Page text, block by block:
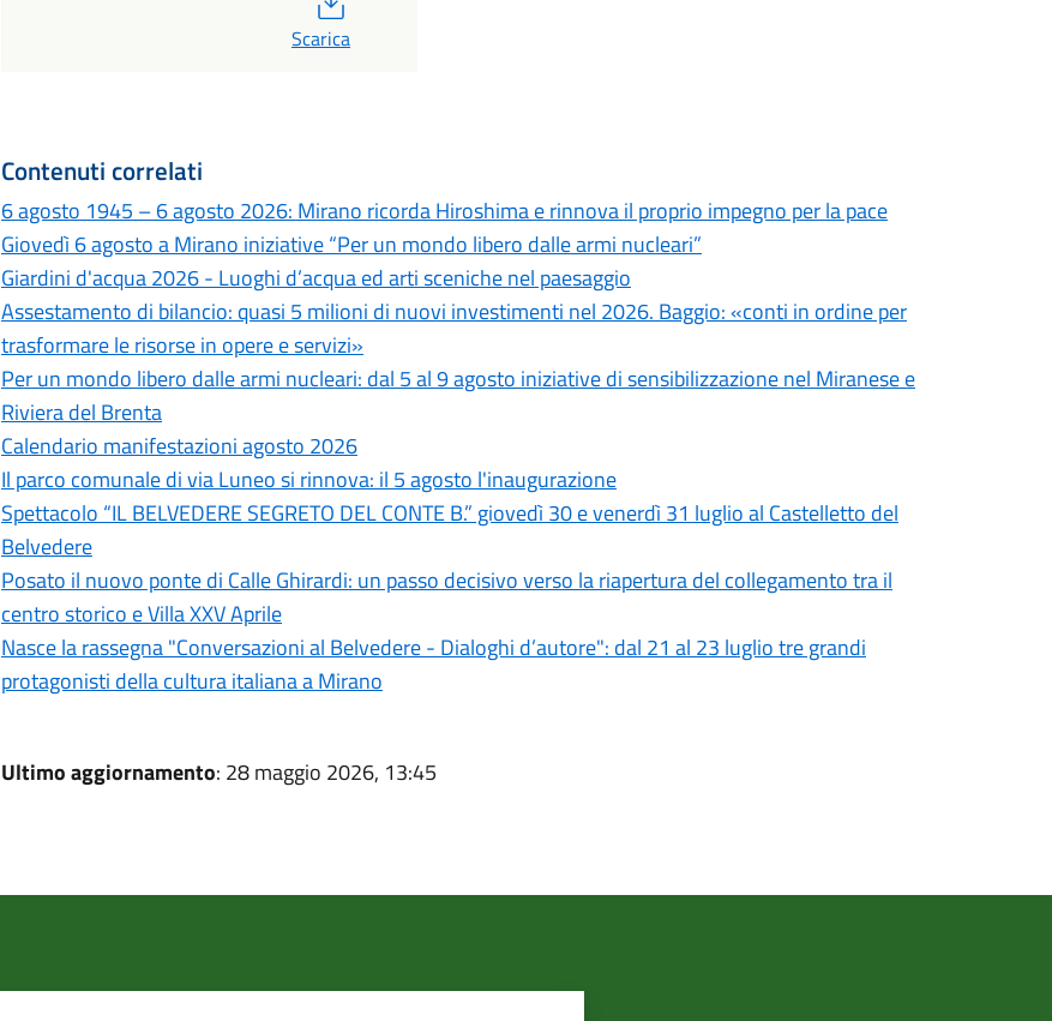
Scarica
Contenuti correlati
6 agosto 1945 – 6 agosto 2026: Mirano ricorda Hiroshima e rinnova il proprio impegno per la pace
Giovedì 6 agosto a Mirano iniziative “Per un mondo libero dalle armi nucleari”
Giardini d'acqua 2026 - Luoghi d’acqua ed arti sceniche nel paesaggio
Assestamento di bilancio: quasi 5 milioni di nuovi investimenti nel 2026. Baggio: «conti in ordine per
trasformare le risorse in opere e servizi»
Per un mondo libero dalle armi nucleari: dal 5 al 9 agosto iniziative di sensibilizzazione nel Miranese e
Riviera del Brenta
Calendario manifestazioni agosto 2026
Il parco comunale di via Luneo si rinnova: il 5 agosto l'inaugurazione
Spettacolo “IL BELVEDERE SEGRETO DEL CONTE B.” giovedì 30 e venerdì 31 luglio al Castelletto del
Belvedere
Posato il nuovo ponte di Calle Ghirardi: un passo decisivo verso la riapertura del collegamento tra il
centro storico e Villa XXV Aprile
Nasce la rassegna "Conversazioni al Belvedere - Dialoghi d’autore": dal 21 al 23 luglio tre grandi
protagonisti della cultura italiana a Mirano
Ultimo aggiornamento: 28 maggio 2026, 13:45